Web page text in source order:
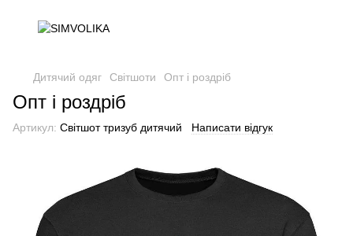
Дитячий одяг Світшоти Опт і роздріб
Опт і роздріб
Артикул: Світшот тризуб дитячий Написати відгук